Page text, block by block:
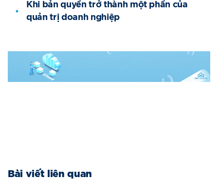
Khi bản quyền trở thành một phần của
quản trị doanh nghiệp
Bài viết liên quan